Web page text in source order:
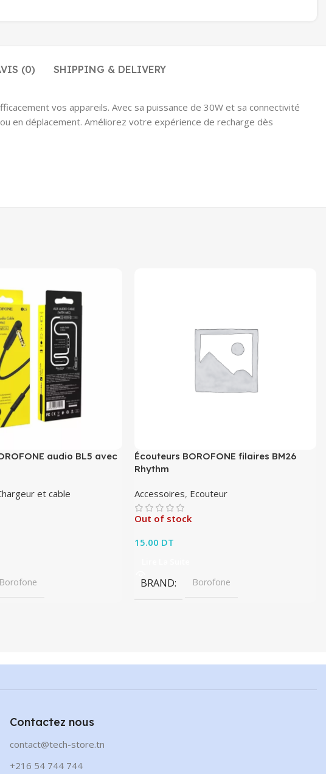
(0) SHIPPING & DELIVERY
vos appareils. Avec sa puissance de 30W et sa connectivité
en déplacement. Améliorez votre expérience de recharge dès
audio BL5 avec
et cable
Borofone
Écouteurs BOROFONE filaires BM26
Rhythm
Accessoires, Ecouteur
Out of stock
15.00 DT
BRAND Borofone
Contactez nous
contact@tech-store.tn
+216 54 744 744